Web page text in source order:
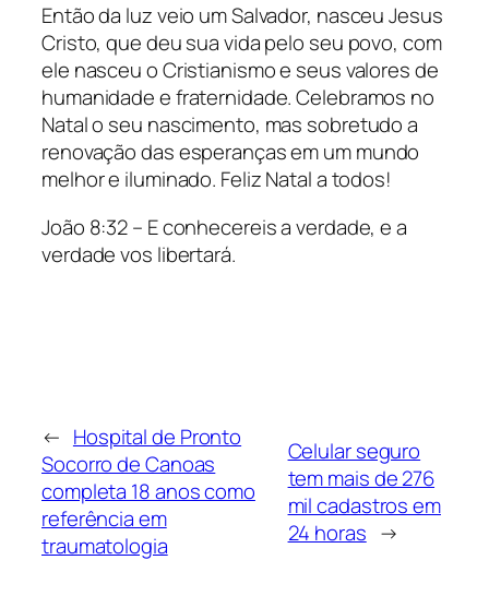
Então da luz veio um Salvador, nasceu Jesus
Cristo, que deu sua vida pelo seu povo, com
ele nasceu o Cristianismo e seus valores de
humanidade e fraternidade. Celebramos no
Natal o seu nascimento, mas sobretudo a
renovação das esperanças em um mundo
melhor e iluminado. Feliz Natal a todos!
João 8:32 – E conhecereis a verdade, e a
verdade vos libertará.
← Hospital de Pronto
Socorro de Canoas
completa 18 anos como
referência em
traumatologia
Celular seguro
tem mais de 276
mil cadastros em
24 horas →